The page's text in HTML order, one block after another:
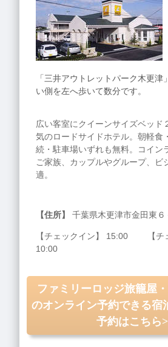
「三井アウトレットパーク木更津
い側を左へ歩いて数分です。
広い客室にクイーンサイズベッド
気のロードサイドホテル。朝軽食
続・駐車場いずれも無料。コイン
ご家族、カップルやグループ、ビ
適。
【住所】 千葉県木更津市金田東６
【チェックイン】 15:00 【チ
10:00
ファミリーロッジ旅籠屋
のオンライン予約できる宿
予約はこちら